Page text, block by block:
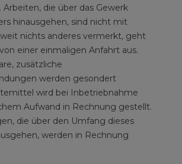
die über das Gewerk
hinausgehen, sind nicht mit
nichts anderes vermerkt, geht
einer einmaligen Anfahrt aus.
zusätzliche
werden gesondert
wird bei Inbetriebnahme
Aufwand in Rechnung gestellt.
die über den Umfang dieses
werden in Rechnung